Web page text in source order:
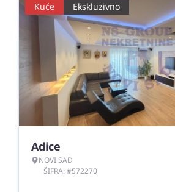
Kuće Ekskluzivno
Adice
NOVI SAD
ŠIFRA: #572270